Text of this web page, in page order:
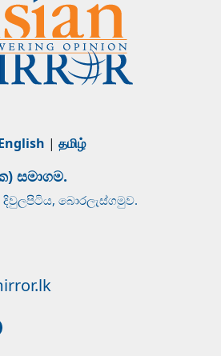
| தமிழ்
සමාගම.
දිවුලපිටිය, බොරලැස්ගමුව.